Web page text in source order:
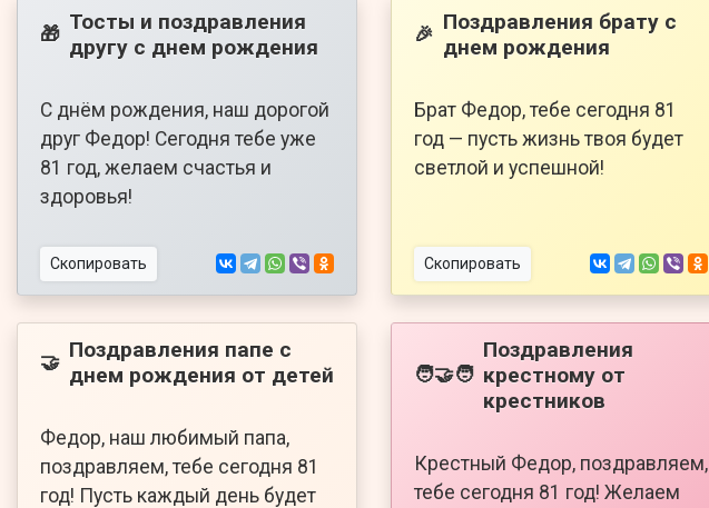
🎁 Тосты и поздравления
другу с днем рождения
С днём рождения, наш дорогой
друг Федор! Сегодня тебе уже
81 год, желаем счастья и
здоровья!
Скопировать
🎉 Поздравления брату с
днем рождения
Брат Федор, тебе сегодня 81
год — пусть жизнь твоя будет
светлой и успешной!
Скопировать
🤝 Поздравления папе с
днем рождения от детей
Федор, наш любимый папа,
поздравляем, тебе сегодня 81
год! Пусть каждый день будет
🧑‍🤝‍🧑
Поздравления
крестному от
крестников
Крестный Федор, поздравляем,
тебе сегодня 81 год! Желаем